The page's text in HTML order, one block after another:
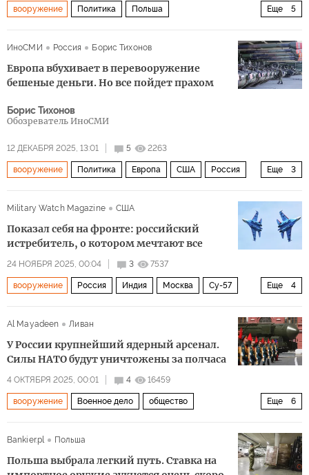
Еще 5
вооружение Политика Польша
ИноСМИ Россия Борис Тихонов
Европа вбухивает в перевооружение
бешеные деньги. Но все пойдет прахом
Борис Тихонов
Обозреватель ИноСМИ
12 ДЕКАБРЯ 2025, 13:01 5 2263
Еще 3
вооружение Политика Европа США Россия
Military Watch Magazine
США
Показал себя на фронте: российский
истребитель, о котором мечтают все
24 НОЯБРЯ 2025, 00:04 3 7537
Еще 4
вооружение Россия Индия Москва Су-57
Al Mayadeen
Ливан
У России крупнейший ядерный арсенал.
Силы НАТО будут уничтожены за полчаса
4 ОКТЯБРЯ 2025, 00:01 4 16459
Еще 6
вооружение Военное дело общество
Bankier.pl Польша
Польша выбрала легкий путь. Ставка на